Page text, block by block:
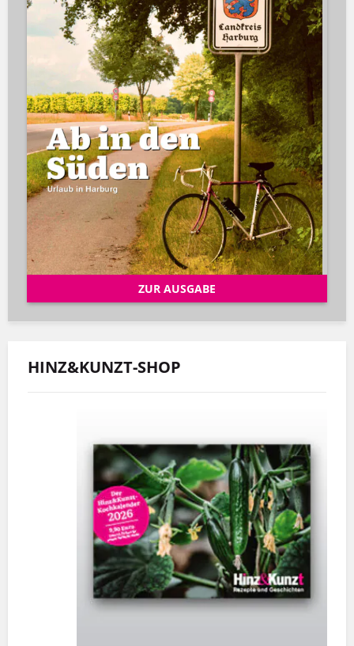
ZUR AUSGABE
HINZ&KUNZT-SHOP